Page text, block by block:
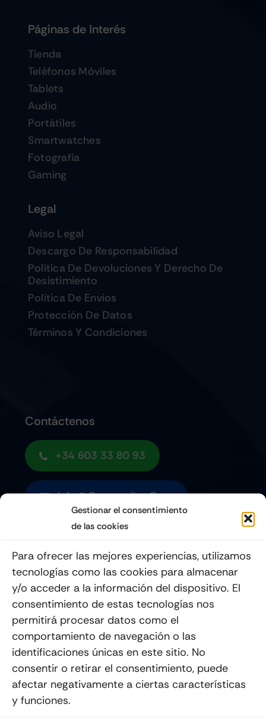
Gestionar el consentimiento
de las cookies
Para ofrecer las mejores experiencias, utilizamos
tecnologías como las cookies para almacenar
y/o acceder a la información del dispositivo. El
consentimiento de estas tecnologías nos
permitirá procesar datos como el
comportamiento de navegación o las
identificaciones únicas en este sitio. No
consentir o retirar el consentimiento, puede
afectar negativamente a ciertas características
y funciones.
Páginas de Interés
Tienda
Teléfonos Móviles
Tablets
Audio
Portátiles
Smartwatches
Fotografia
Gaming
Legal
Aviso Legal
Descargo De Responsabilidad
Política De Devoluciones Y Derecho De
Desistimiento
Política De Envios
Protección De Datos
Términos Y Condiciones
Contáctenos
+34 603 33 80 93
Info@quemoviles.com
Enviar